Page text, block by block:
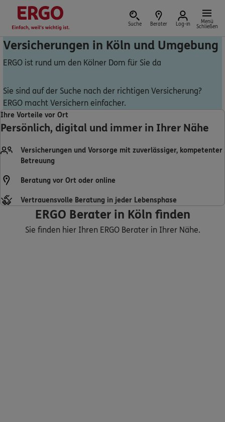
Suche Berater Log-in
Menü
Schließen
Schaden oder Leistungsfall melden
Bequem online oder telefonisch
Rechnung einreichen
Versicherungen in Köln und Umgebung
ERGO ist rund um den Kölner Dom für Sie da
Sie sind auf der Suche nach der richtigen Versicherung?
ERGO macht Versichern einfacher.
Ihre Vorteile vor Ort
Persönlich, digital und immer in Ihrer Nähe
Versicherungen und Vorsorge mit zuverlässiger, kompetenter
Betreuung
Beratung vor Ort oder online
Vertrauensvolle Beratung in jeder Lebensphase
ERGO Berater in Köln finden
Sie finden hier Ihren ERGO Berater in Ihrer Nähe.